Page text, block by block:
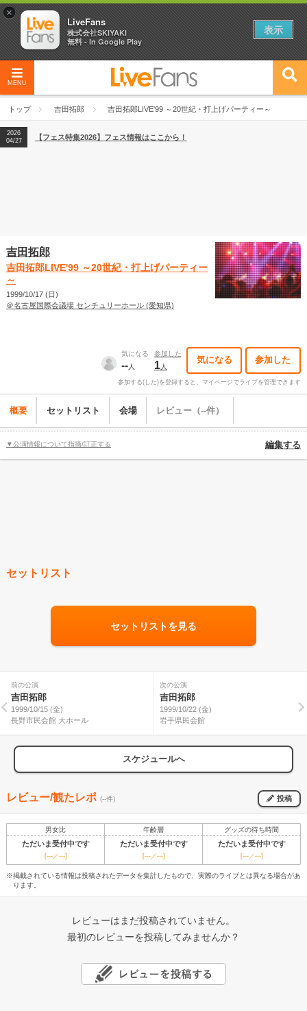
MENU
トップ 吉田拓郎 吉田拓郎LIVE'99 ～20世紀・打上げパーティー～
2026
04/27
2026
【ライブ動員ランキング】2026年上半期編発表！
2026
04/27
【フェス特集2026】フェス情報はここから！
吉田拓郎
吉田拓郎LIVE'99 ～20世紀・打上げパーティー
～
1999/10/17 (日)
＠名古屋国際会議場 センチュリーホール (愛知県)
気になる
--人
参加した
1人
気になる 参加した
参加する(した)を登録すると、マイページでライブを管理できます
概要 セットリスト 会場 レビュー（--件）
▼公演情報について指摘/訂正する 編集する
セットリスト
セットリストを見る
前の公演
吉田拓郎
1999/10/15 (金)
長野市民会館 大ホール
次の公演
吉田拓郎
1999/10/22 (金)
岩手県民会館
スケジュールへ
レビュー/観たレポ (--件) 投稿
男女比 年齢層 グッズの待ち時間
ただいま受付中です ただいま受付中です ただいま受付中です
[---／---] [---／---] [---／---]
※掲載されている情報は投稿されたデータを集計したもので、実際のライブとは異なる場合があ
ります。
レビューはまだ投稿されていません。
最初のレビューを投稿してみませんか？
×
LiveFans
株式会社SKIYAKI
無料 - In Google Play
表示